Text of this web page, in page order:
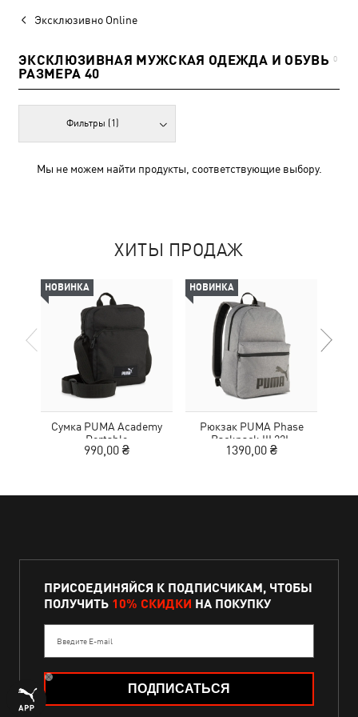
Эксклюзивно Online
ЭКСКЛЮЗИВНАЯ МУЖСКАЯ ОДЕЖДА И ОБУВЬ
РАЗМЕРА 40
0
Фильтры (1)
Мы не можем найти продукты, соответствующие выбору.
ХИТЫ ПРОДАЖ
НОВИНКА
Сумка PUMA Academy
Portable
990,00 ₴
НОВИНКА
Рюкзак PUMA Phase
Backpack III 22L
1390,00 ₴
ПРИСОЕДИНЯЙСЯ К ПОДПИСЧИКАМ, ЧТОБЫ
ПОЛУЧИТЬ 10% СКИДКИ НА ПОКУПКУ
Введите E-mail
ПОДПИСАТЬСЯ